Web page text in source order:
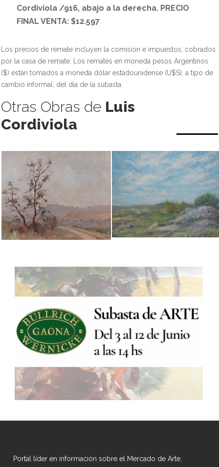
Cordiviola /916, abajo a la derecha. PRECIO
FINAL VENTA: $12.597
Los precios de remate incluyen la comisión e impuestos, cobrados
por la casa de remate. Los remates en moneda pesos Argentinos
($) están tomados a moneda dólar estadounidense (U$S), a tipo de
cambio informal, del día de la subasta.
Otras Obras de Luis
Cordiviola
Portal líder en información sobre el Mercado de Arte.